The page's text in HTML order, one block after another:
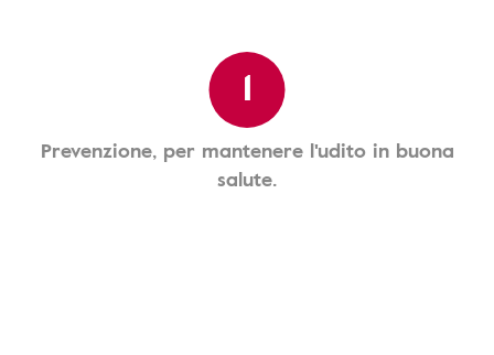
1
Prevenzione, per mantenere l'udito in buona
salute.